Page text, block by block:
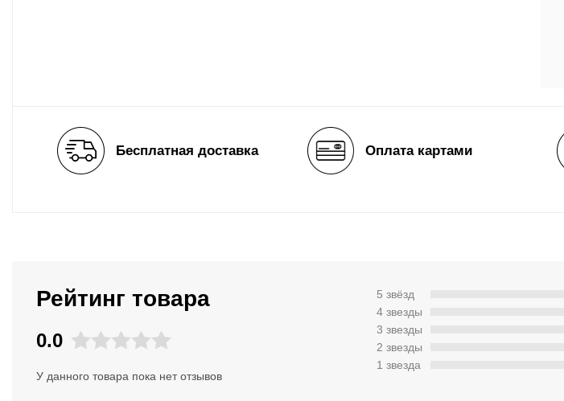
Бесплатная доставка Оплата картами
Рейтинг товара
0.0
У данного товара пока нет отзывов
5 звёзд
4 звeзды
3 звeзды
2 звeзды
1 звeзда